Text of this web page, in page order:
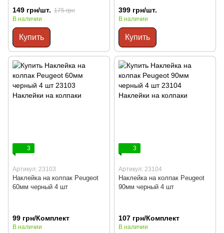
149 грн/шт. 175 грн
В наличии
Купить
399 грн/шт.
В наличии
Купить
3
Артикул: 23103
Наклейка на колпак Peugeot
60мм черный 4 шт
99 грн/Комплект
В наличии
3
Артикул: 23104
Наклейка на колпак Peugeot
90мм черный 4 шт
107 грн/Комплект
В наличии